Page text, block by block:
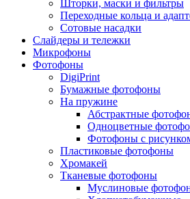
Шторки, маски и фильтры
Переходные кольца и
Сотовые насадки
Слайдеры и тележки
Микрофоны
Фотофоны
DigiPrint
Бумажные фотофоны
На пружине
Абстрактные
Одноцветные
Фотофоны с
Пластиковые фотофоны
Хромакей
Тканевые фотофоны
Муслиновые